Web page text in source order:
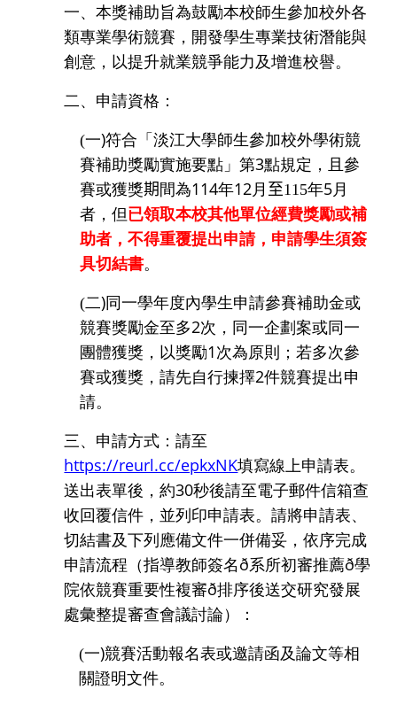
一、本獎補助旨為鼓勵本校師生參加校外各
類專業學術競賽，開發學生專業技術潛能與
創意，以提升就業競爭能力及增進校譽。
二、申請資格：
(一)符合「淡江大學師生參加校外學術競
賽補助獎勵實施要點」第3點規定，且參
賽或獲獎期 間為114年12月 至115年5月
者，但已領取本校其他單位經費獎勵或補
助者，不得重覆提出申請，申請學生須簽
具切結書。
(二)同一學年度內學生申請參賽補助金或
競賽獎勵金至多2次，同一企劃案或同一
團體獲獎，以獎勵1 次為原則；若多次參
賽或獲獎，請先自行揀擇2件競賽提出申
請。
三、申請方式：請至
https://reurl.cc/epkxNK填寫線上申請表。
送出表單後，約30秒後請至電子郵件信箱查
收回覆信件，並列印申請表。請將申請表、
切結書及下列應備文件一併備妥，依序完成
申請流程（指導教師簽名 ð系所初審推薦ð學
院依競賽重要性複審ð排序後送交研究發展
處彙整提審查會議討論）：
(一)競賽活動報名表或邀請函及論文等相
關證明文件。